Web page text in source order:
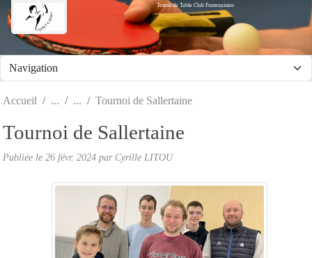
Tennis de Table Club Fontenaisien
Accueil Tournoi de Sallertaine
Tournoi de Sallertaine
Publiée le 26 févr. 2024 par Cyrille LITOU
Panneau de gestion des cookies